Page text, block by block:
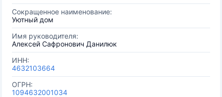
Сокращенное наименование:
Уютный дом
Имя руководителя:
Алексей Сафронович Данилюк
ИНН:
4632103664
ОГРН:
1094632001034